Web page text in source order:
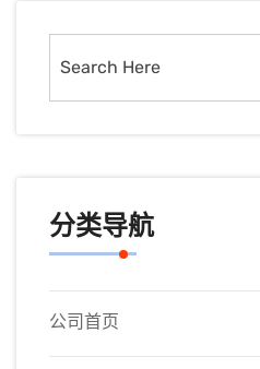
分类导航
公司首页